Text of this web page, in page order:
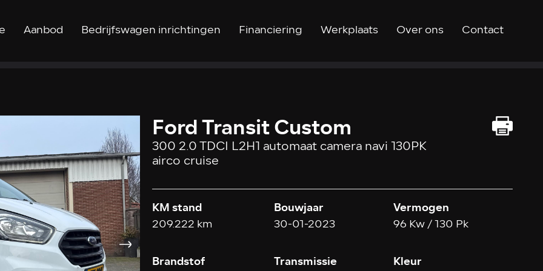
Aanbod Bedrijfswagen inrichtingen Financiering Werkplaats Over ons Contact
Ford Transit Custom
300 2.0 TDCI L2H1 automaat camera navi 130PK
airco cruise
KM stand
209.222 km
Bouwjaar
30-01-2023
Vermogen
96 Kw / 130 Pk
Brandstof Transmissie Kleur